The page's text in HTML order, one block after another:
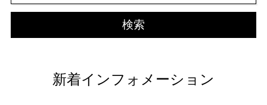
検索
新着インフォメーション